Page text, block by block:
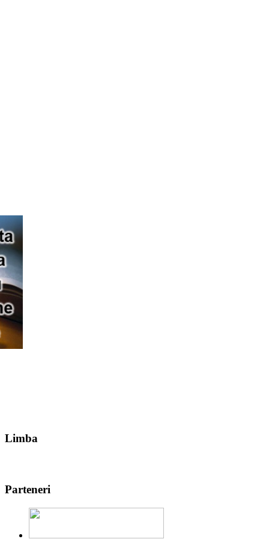
Limba
Parteneri